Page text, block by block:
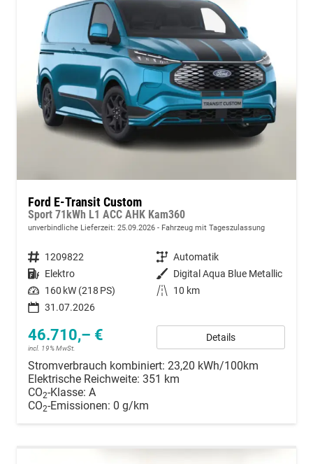
Ford E-Transit Custom
Sport 71kWh L1 ACC AHK Kam360
unverbindliche Lieferzeit: 25.09.2026 Fahrzeug mit Tageszulassung
Fahrzeugnummer 1209822 Getriebe Automatik
Kraftstoff Elektro Außenfarbe Digital Aqua Blue Metallic
Leistung 160 kW (218 PS) Kilometerstand
10 km
31.07.2026
46.710,– €
incl. 19% MwSt.
Details
Stromverbrauch kombiniert: 23,20 kWh/100km
Elektrische Reichweite: 351 km
CO2-Klasse: A
CO2-Emissionen: 0 g/km